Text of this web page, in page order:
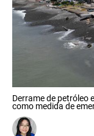
Derrame de petróleo
como medida de